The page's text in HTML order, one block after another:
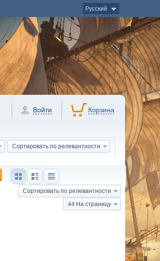
Русский
Войти Корзина
Сортировать по релевантности
Сортировать по релевантности
44 На страницу